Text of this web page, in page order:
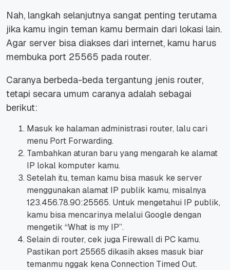
Nah, langkah selanjutnya sangat penting terutama
jika kamu ingin teman kamu bermain dari lokasi lain.
Agar server bisa diakses dari internet, kamu harus
membuka port 25565 pada router.
Caranya berbeda-beda tergantung jenis router,
tetapi secara umum caranya adalah sebagai
berikut:
Masuk ke halaman administrasi router, lalu cari
menu Port Forwarding.
Tambahkan aturan baru yang mengarah ke alamat
IP lokal komputer kamu.
Setelah itu, teman kamu bisa masuk ke server
menggunakan alamat IP publik kamu, misalnya
123.456.78.90:25565. Untuk mengetahui IP publik,
kamu bisa mencarinya melalui Google dengan
mengetik “What is my IP”.
Selain di router, cek juga Firewall di PC kamu.
Pastikan port 25565 dikasih akses masuk biar
temanmu nggak kena Connection Timed Out.